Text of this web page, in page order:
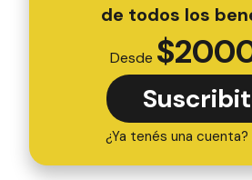
de todos los
Desde $
¿Ya tenés una cuenta?